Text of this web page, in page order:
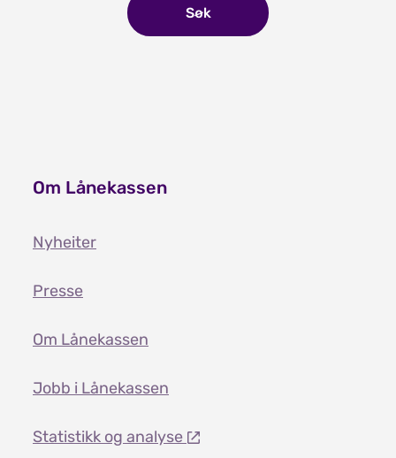
Søk
Om Lånekassen
Nyheiter
Presse
Om Lånekassen
Jobb i Lånekassen
Statistikk og analyse